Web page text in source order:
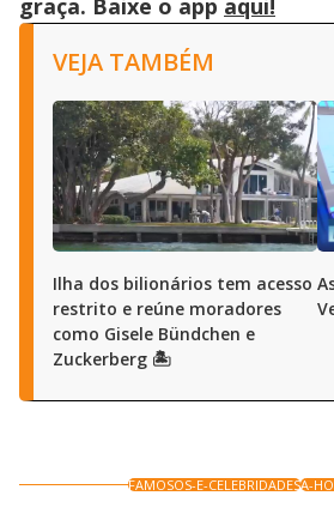
graça. Baixe o app aqui!
VEJA TAMBÉM
Ilha dos bilionários tem acesso
restrito e reúne moradores
como Gisele Bündchen e
Zuckerberg 🏝️
FAMOSOS-E-CELEBRIDADESA-